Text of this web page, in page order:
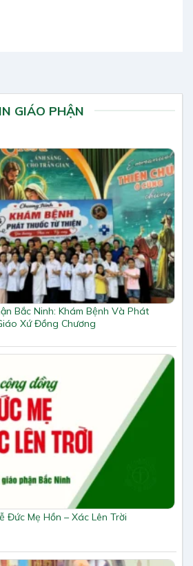
GIÁO PHẬN
Bắc Ninh: Khám Bệnh Và Phát
Xứ Đồng Chương
Đức Mẹ Hồn – Xác Lên Trời